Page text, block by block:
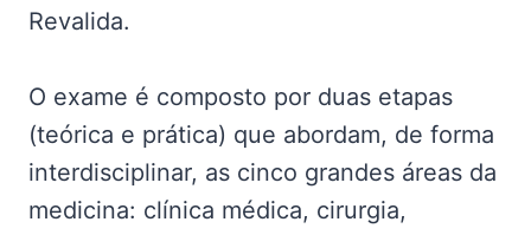
Revalida.
O exame é composto por duas etapas
(teórica e prática) que abordam, de forma
interdisciplinar, as cinco grandes áreas da
medicina: clínica médica, cirurgia,